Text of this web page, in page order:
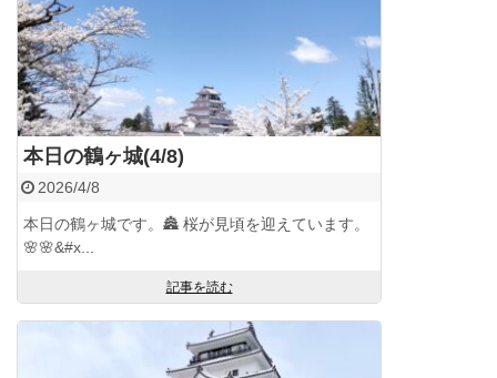
本日の鶴ヶ城(4/8)
2026/4/8
本日の鶴ヶ城です。🏯 桜が見頃を迎えています。
🌸🌸&#x...
記事を読む